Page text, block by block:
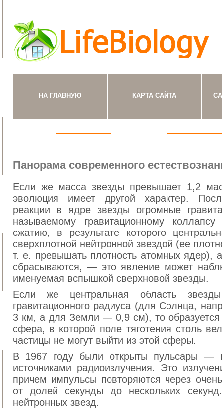
НА ГЛАВНУЮ КАРТА САЙТА
Панорама современного
Если же масса звезды превышает 1,2
эволюция имеет другой характер.
реакции в ядре звезды огромные
называемому гравитационному
сжатию, в результате которого
сверхплотной нейтронной звездой (ее
т. е. превышать плотность атомных ядер),
сбрасываются, — это явление может
именуемая вспышкой сверхновой звезды.
Если же центральная область
гравитационного радиуса (для Солнца,
3 км, а для Земли — 0,9 см), то
сфера, в которой поле тяготения столь
частицы не могут выйти из этой сферы.
В 1967 году были открыты пульсары —
источниками радиоизлучения. Это
причем импульсы повторяются через
от долей секунды до нескольких
нейтронных звезд.